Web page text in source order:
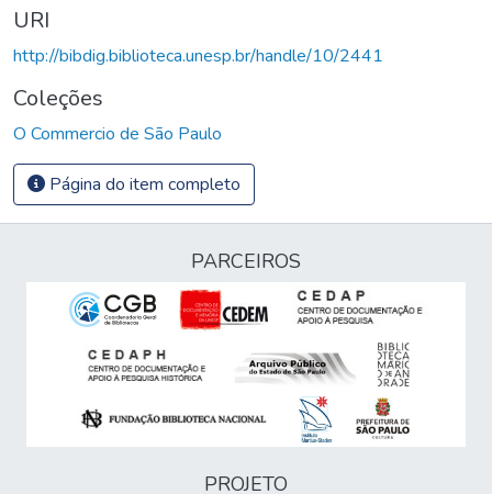
URI
http://bibdig.biblioteca.unesp.br/handle/10/2441
Coleções
O Commercio de São Paulo
Página do item completo
PARCEIROS
PROJETO